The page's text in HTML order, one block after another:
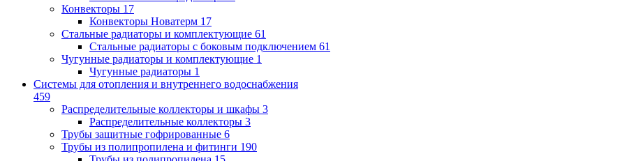
Конвекторы 17
Конвекторы Новатерм 17
Стальные радиаторы и комплектующие 61
Стальные радиаторы с боковым подключением 61
Чугунные радиаторы и комплектующие 1
Чугунные радиаторы 1
Системы для отопления и внутреннего водоснабжения
459
Распределительные коллекторы и шкафы 3
Распределительные коллекторы 3
Трубы защитные гофрированные 6
Трубы из полипропилена и фитинги 190